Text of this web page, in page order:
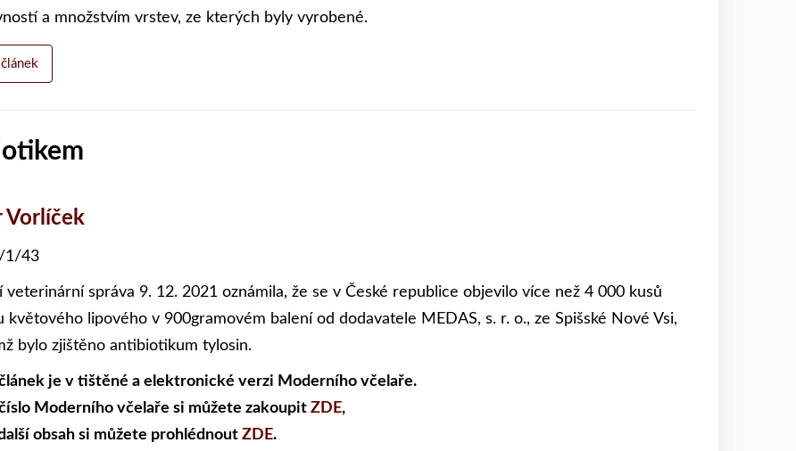
a množstvím vrstev, ze kterých byly vyrobené.
Vorlíček
1/43
veterinární správa 9. 12. 2021 oznámila, že se v České republice objevilo více než 4 000 kusů
květového lipového v 900gramovém balení od dodavatele MEDAS, s. r. o., ze Spišské Nové Vsi,
bylo zjištěno antibiotikum tylosin.
je v tištěné a elektronické verzi Moderního včelaře.
Moderního včelaře si můžete zakoupit ZDE,
obsah si můžete prohlédnout ZDE.